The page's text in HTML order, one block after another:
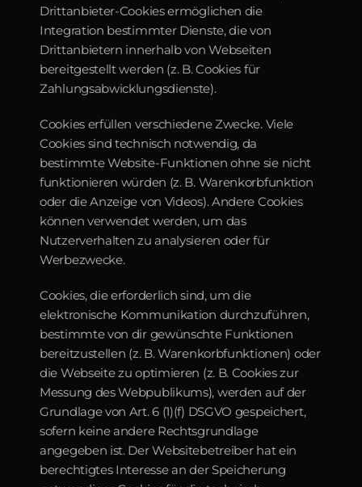
Drittanbieter-Cookies ermöglichen die
Integration bestimmter Dienste, die von
Drittanbietern innerhalb von Webseiten
bereitgestellt werden (z. B. Cookies für
Zahlungsabwicklungsdienste).
Cookies erfüllen verschiedene Zwecke. Viele
Cookies sind technisch notwendig, da
bestimmte Website-Funktionen ohne sie nicht
funktionieren würden (z. B. Warenkorbfunktion
oder die Anzeige von Videos). Andere Cookies
können verwendet werden, um das
Nutzerverhalten zu analysieren oder für
Werbezwecke.
Cookies, die erforderlich sind, um die
elektronische Kommunikation durchzuführen,
bestimmte von dir gewünschte Funktionen
bereitzustellen (z. B. Warenkorbfunktionen) oder
die Webseite zu optimieren (z. B. Cookies zur
Messung des Webpublikums), werden auf der
Grundlage von Art. 6 (1)(f) DSGVO gespeichert,
sofern keine andere Rechtsgrundlage
angegeben ist. Der Websitebetreiber hat ein
berechtigtes Interesse an der Speicherung